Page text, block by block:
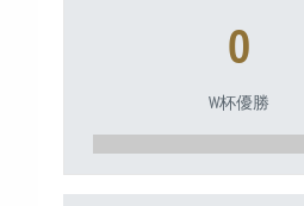
0
W杯優勝